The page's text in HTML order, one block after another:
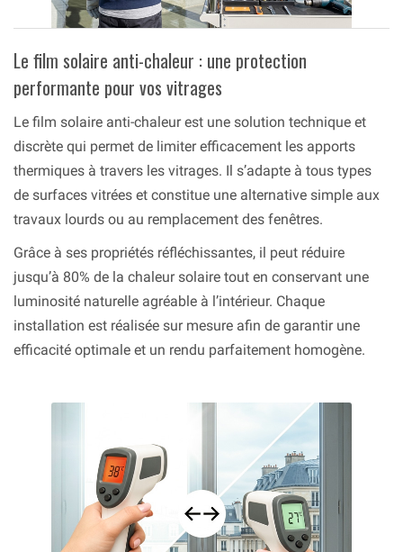
Le film solaire anti-chaleur : une protection
performante pour vos vitrages
Le film solaire anti-chaleur est une solution technique et
discrète qui permet de limiter efficacement les apports
thermiques à travers les vitrages. Il s’adapte à tous types
de surfaces vitrées et constitue une alternative simple aux
travaux lourds ou au remplacement des fenêtres.
Grâce à ses propriétés réfléchissantes, il peut réduire
jusqu’à 80% de la chaleur solaire tout en conservant une
luminosité naturelle agréable à l’intérieur. Chaque
installation est réalisée sur mesure afin de garantir une
efficacité optimale et un rendu parfaitement homogène.